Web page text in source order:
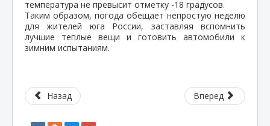
температура не превысит отметку -18 градусов.
Таким образом, погода обещает непростую неделю
для жителей юга России, заставляя вспомнить
лучшие теплые вещи и готовить автомобили к
зимним испытаниям.
Назад Вперед